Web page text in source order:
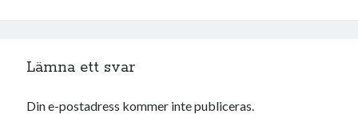
augusti 2023
juni 2023
Lämna ett svar
Din e-postadress kommer inte publiceras.